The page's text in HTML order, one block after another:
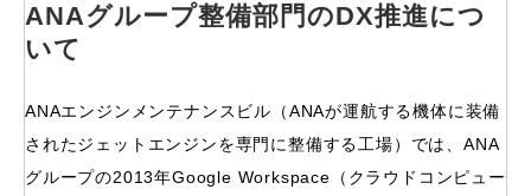
ANAグループ整備部門のDX推進につ
いて
ANAエンジンメンテナンスビル（ANAが運航する機体に装備
されたジェットエンジンを専門に整備する工場）では、ANA
グループの2013年Google Workspace（クラウドコンピュー